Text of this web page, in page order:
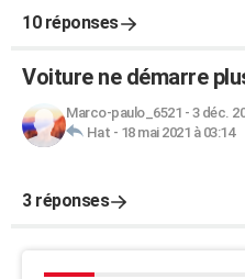
10 réponses
Voiture ne démarre
Marco-paulo_6521 - 3 déc.
Hat - 18 mai 2021 à 03:14
3 réponses